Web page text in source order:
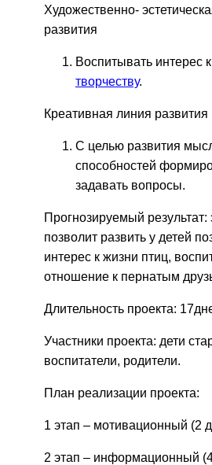
Художественно-
развития
Воспитывать интерес к
творчеству.
Креативная линия развития
С целью развития
способностей
задавать вопросы.
Прогнозируемый результат:
позволит развить у детей
интерес к жизни птиц,
отношение к пернатым
Длительность проекта:
Участники проекта: дети
воспитатели, родители.
План реализации проекта:
1 этап – мотивационный (2
2 этап – информационный